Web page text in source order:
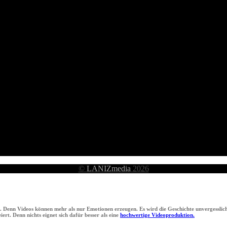
© LANIZmedia 2026
Videos können mehr als nur Emotionen erzeugen. Es wird die Geschichte
Denn nichts eignet sich dafür besser als eine hochwertige Videoproduktion.